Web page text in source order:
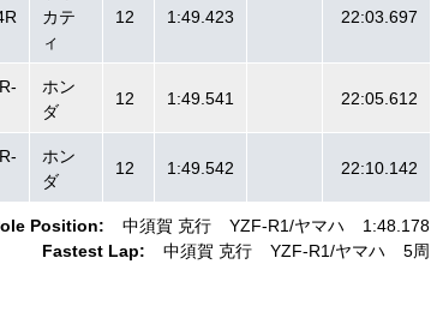
Position: 中須賀 克行 YZF-R1 ヤマハ
1:48.178
Fastest Lap:
中須賀 克行 YZF-R1 ヤマハ 5周
カテ
ィ
12 1:49.423 22:03.697
ホン
ダ
12 1:49.541 22:05.612
ホン
ダ
12 1:49.542 22:10.142